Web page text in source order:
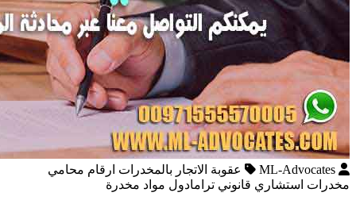
ML-Advocates
عقوبة الاتجار بالمخدرات ارقام محامي
مخدرات استشاري قانوني ترامادول مواد مخدرة